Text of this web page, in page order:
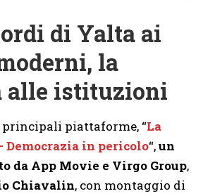
di Yalta ai
la
alle istituzioni
piattaforme, “La
Democrazia in pericolo“,un
da App Movie e Virgo Group,
Chiavalin, con montaggio di